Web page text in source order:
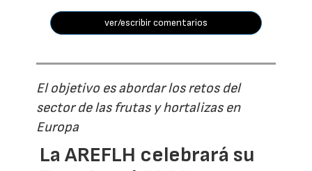
ver/escribir comentarios
El objetivo es abordar los retos del
sector de las frutas y hortalizas en
Europa
La AREFLH celebrará su